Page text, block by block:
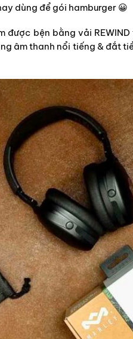
dùng để gói hamburger 😀
được bện bằng vải
âm thanh nổi tiếng & đắt